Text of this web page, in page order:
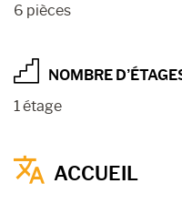
6 pièces
NOMBRE
1 étage
ACCUEIL